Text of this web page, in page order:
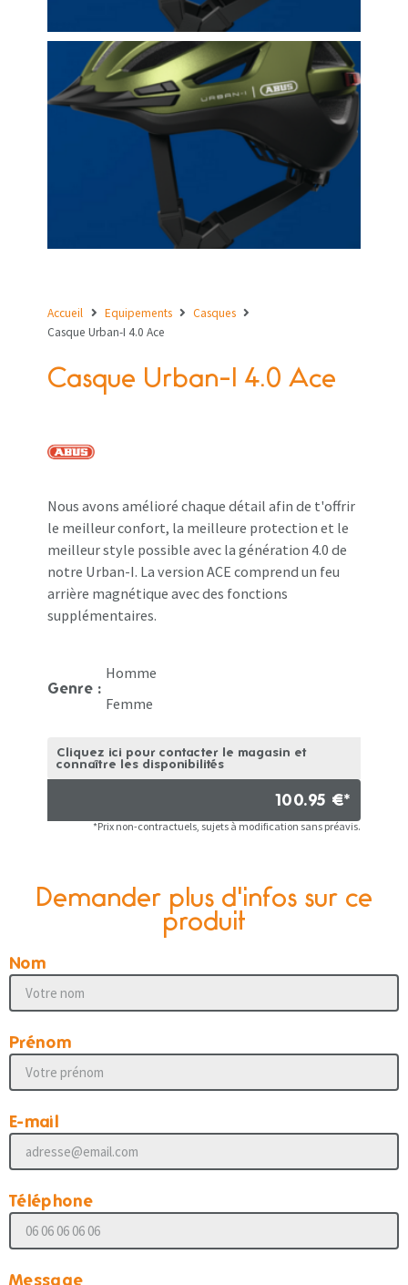
Accueil Equipements
Casques
Casque Urban-I 4.0 Ace
Casque Urban-I 4.0 Ace
Nous avons amélioré chaque détail afin de t'offrir
le meilleur confort, la meilleure protection et le
meilleur style possible avec la génération 4.0 de
notre Urban-I. La version ACE comprend un feu
arrière magnétique avec des fonctions
supplémentaires.
Genre :
Homme
Femme
Cliquez ici pour contacter le magasin et
connaître les disponibilités
100.95 €*
*Prix non-contractuels, sujets à modification sans préavis.
Demander plus d'infos sur ce
produit
Nom
Prénom
E-mail
Téléphone
Message